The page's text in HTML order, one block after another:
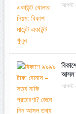
আগস্ট
আসল
আগস্ট